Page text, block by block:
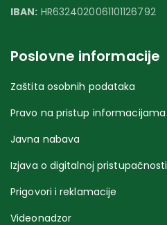
IBAN: HR6324020061101126792
Poslovne informacije
Zaštita osobnih podataka
Pravo na pristup informacijama
Javna nabava
Izjava o digitalnoj pristupačnosti
Prigovori i reklamacije
Videonadzor